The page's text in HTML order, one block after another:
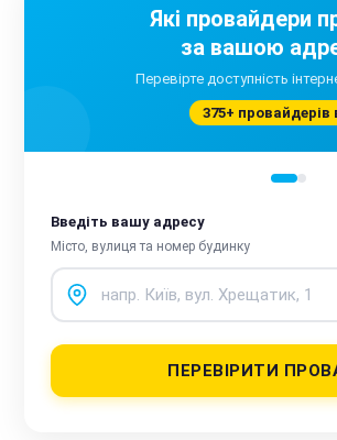
Які провайдери
за вашою
Перевірте доступність
375+ провайдерів
Введіть вашу адресу
Місто, вулиця та номер будинку
ПЕРЕВІРИТИ